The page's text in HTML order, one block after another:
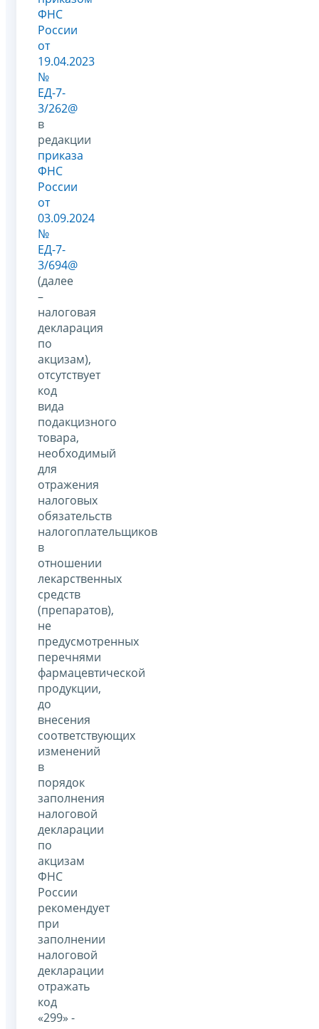
ФНС
России
от
19.04.2023
№
ЕД-7-
3/262@
в
редакции
приказа
ФНС
России
от
03.09.2024
№
ЕД-7-
3/694@
(далее
–
налоговая
декларация
по
акцизам),
отсутствует
код
вида
подакцизного
товара,
необходимый
для
отражения
налоговых
обязательств
налогоплательщиков
в
отношении
лекарственных
средств
(препаратов),
не
предусмотренных
перечнями
фармацевтической
продукции,
до
внесения
соответствующих
изменений
в
порядок
заполнения
налоговой
декларации
по
акцизам
ФНС
России
рекомендует
при
заполнении
налоговой
декларации
отражать
код
«299» -